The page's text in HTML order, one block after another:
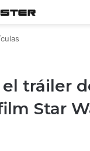
tráiler
Star